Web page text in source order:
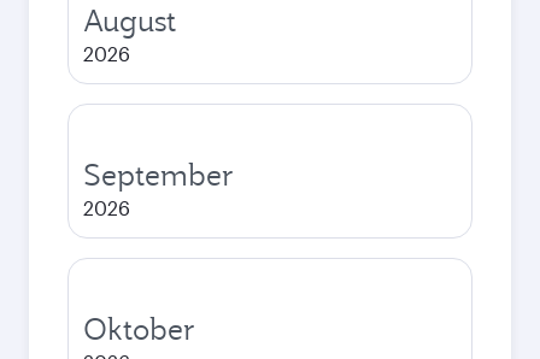
August
2026
September
2026
Oktober